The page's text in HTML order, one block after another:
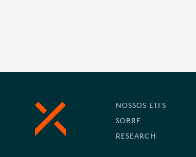
NOSSOS ETFS
SOBRE
RESEARCH